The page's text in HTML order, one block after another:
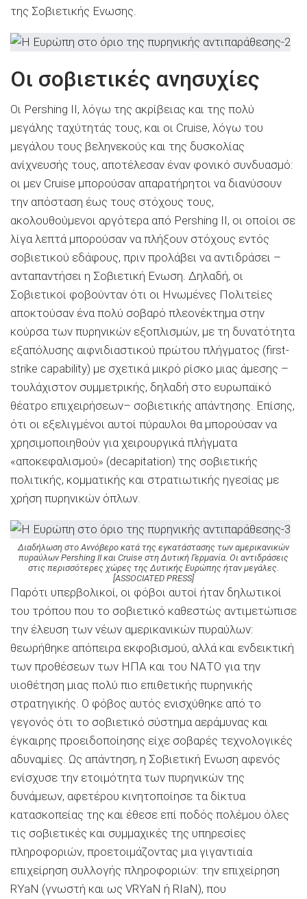
της Σοβιετικής Ενωσης.
Οι σοβιετικές ανησυχίες
Οι Pershing II, λόγω της ακρίβειας και της πολύ
μεγάλης ταχύτητάς τους, και οι Cruise, λόγω του
μεγάλου τους βεληνεκούς και της δυσκολίας
ανίχνευσής τους, αποτέλεσαν έναν φονικό συνδυασμό:
οι μεν Cruise μπορούσαν απαρατήρητοι να διανύσουν
την απόσταση έως τους στόχους τους,
ακολουθούμενοι αργότερα από Pershing II, οι οποίοι σε
λίγα λεπτά μπορούσαν να πλήξουν στόχους εντός
σοβιετικού εδάφους, πριν προλάβει να αντιδράσει –
ανταπαντήσει η Σοβιετική Ενωση. Δηλαδή, οι
Σοβιετικοί φοβούνταν ότι οι Ηνωμένες Πολιτείες
αποκτούσαν ένα πολύ σοβαρό πλεονέκτημα στην
κούρσα των πυρηνικών εξοπλισμών, με τη δυνατότητα
εξαπόλυσης αιφνιδιαστικού πρώτου πλήγματος (first-
strike capability) με σχετικά μικρό ρίσκο μιας άμεσης –
τουλάχιστον συμμετρικής, δηλαδή στο ευρωπαϊκό
θέατρο επιχειρήσεων– σοβιετικής απάντησης. Επίσης,
ότι οι εξελιγμένοι αυτοί πύραυλοι θα μπορούσαν να
χρησιμοποιηθούν για χειρουργικά πλήγματα
«αποκεφαλισμού» (decapitation) της σοβιετικής
πολιτικής, κομματικής και στρατιωτικής ηγεσίας με
χρήση πυρηνικών όπλων.
Διαδήλωση στο Αννόβερο κατά της εγκατάστασης των αμερικανικών
πυραύλων Pershing II και Cruise στη Δυτική Γερμανία. Οι αντιδράσεις
στις περισσότερες χώρες της Δυτικής Ευρώπης ήταν μεγάλες.
[ASSOCIATED PRESS]
Παρότι υπερβολικοί, οι φόβοι αυτοί ήταν δηλωτικοί
του τρόπου που το σοβιετικό καθεστώς αντιμετώπισε
την έλευση των νέων αμερικανικών πυραύλων:
θεωρήθηκε απόπειρα εκφοβισμού, αλλά και ενδεικτική
των προθέσεων των ΗΠΑ και του ΝΑΤΟ για την
υιοθέτηση μιας πολύ πιο επιθετικής πυρηνικής
στρατηγικής. Ο φόβος αυτός ενισχύθηκε από το
γεγονός ότι το σοβιετικό σύστημα αεράμυνας και
έγκαιρης προειδοποίησης είχε σοβαρές τεχνολογικές
αδυναμίες. Ως απάντηση, η Σοβιετική Ενωση αφενός
ενίσχυσε την ετοιμότητα των πυρηνικών της
δυνάμεων, αφετέρου κινητοποίησε τα δίκτυα
κατασκοπείας της και έθεσε επί ποδός πολέμου όλες
τις σοβιετικές και συμμαχικές της υπηρεσίες
πληροφοριών, προετοιμάζοντας μια γιγαντιαία
επιχείρηση συλλογής πληροφοριών: την επιχείρηση
RYaN (γνωστή και ως VRYaN ή RIaN), που